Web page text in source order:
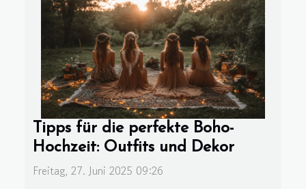
Tipps für die perfekte Boho-
Hochzeit: Outfits und Dekor
Freitag, 27. Juni 2025 09:26